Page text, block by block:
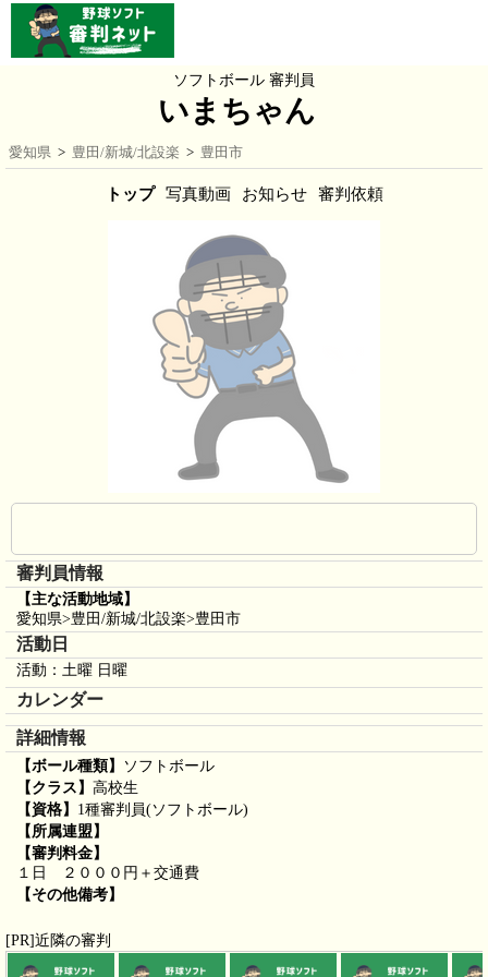
ソフトボール 審判員
いまちゃん
愛知県 > 豊田/新城/北設楽 > 豊田市
トップ 写真動画 お知らせ 審判依頼
審判員情報
【主な活動地域】
愛知県>豊田/新城/北設楽>豊田市
活動日
活動：土曜 日曜
カレンダー
詳細情報
【ボール種類】
ソフトボール
【クラス】 高校生
【資格】 1種審判員(ソフトボール)
【所属連盟】
【審判料金】
１日 ２０００円＋交通費
【その他備考】
[PR]近隣の審判